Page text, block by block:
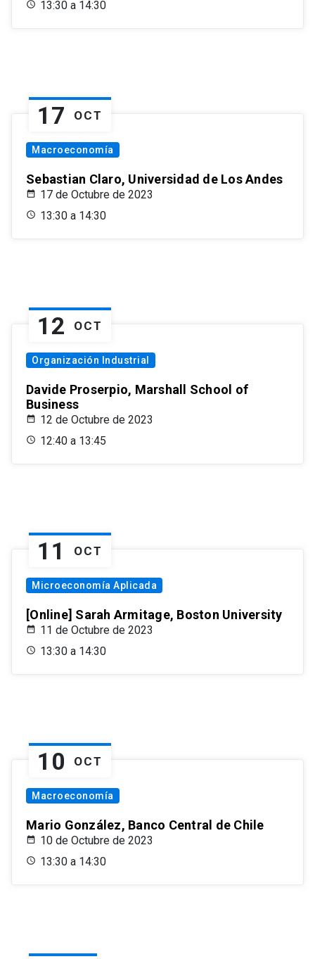
13:30 a 14:30
17 OCT
Macroeconomía
Sebastian Claro, Universidad de Los Andes
17 de Octubre de 2023
13:30 a 14:30
12 OCT
Organización Industrial
Davide Proserpio, Marshall School of
Business
12 de Octubre de 2023
12:40 a 13:45
11 OCT
Microeconomía Aplicada
[Online] Sarah Armitage, Boston University
11 de Octubre de 2023
13:30 a 14:30
10 OCT
Macroeconomía
Mario González, Banco Central de Chile
10 de Octubre de 2023
13:30 a 14:30